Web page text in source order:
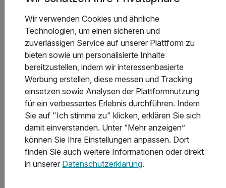
Saisonal verfügbar
Kölpinsee, Usedom
8 Tage
ab 875 €
Gesamt ab 1.750 €
Aparthotel HAUS USEDOM
Weihnachten & Silvester auf der Insel Usedom (7Ü.)
7 Übernachtungen im 2-Raum-Appartement mit Küche
inklusive WLAN
Wir verwenden Cookies und ähnliche
Technologien, um einen sicheren und
zuverlässigen Service auf unserer Plattform zu
bieten sowie um personalisierte Inhalte
bereitzustellen, indem wir interessenbasierte
Werbung erstellen, diese messen und Tracking
einsetzen sowie Analysen der Plattformnutzung
für ein verbessertes Erlebnis durchführen. Indem
Sie auf "Ich stimme zu" klicken, erklären Sie sich
damit einverstanden. Unter “Mehr anzeigen”
können Sie Ihre Einstellungen anpassen. Dort
finden Sie auch weitere Informationen oder direkt
in unserer Datenschutzerklärung.